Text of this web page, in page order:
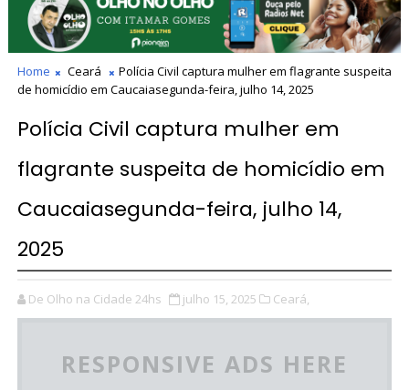
Home Ceará
Polícia Civil captura mulher em flagrante suspeita
de homicídio em Caucaiasegunda-feira, julho 14, 2025
Polícia Civil captura mulher em
flagrante suspeita de homicídio em
Caucaiasegunda-feira, julho 14,
2025
De Olho na Cidade 24hs julho 15, 2025 Ceará,
RESPONSIVE ADS HERE